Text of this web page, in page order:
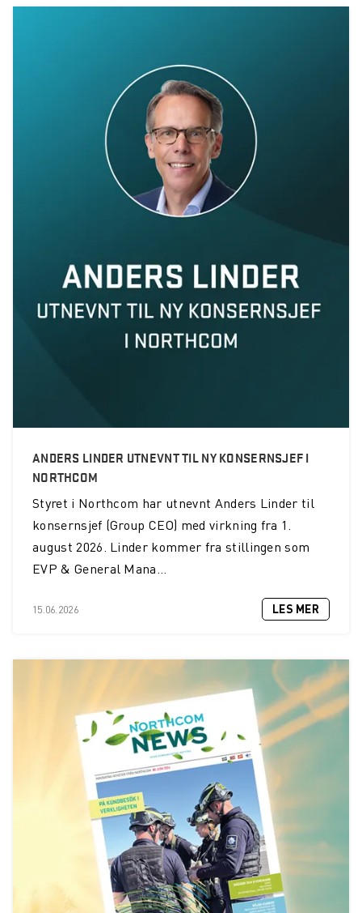
ANDERS LINDER UTNEVNT TIL NY KONSERNSJEF I
NORTHCOM
Styret i Northcom har utnevnt Anders Linder til
konsernsjef (Group CEO) med virkning fra 1.
august 2026. Linder kommer fra stillingen som
EVP & General Mana...
15.06.2026 LES MER